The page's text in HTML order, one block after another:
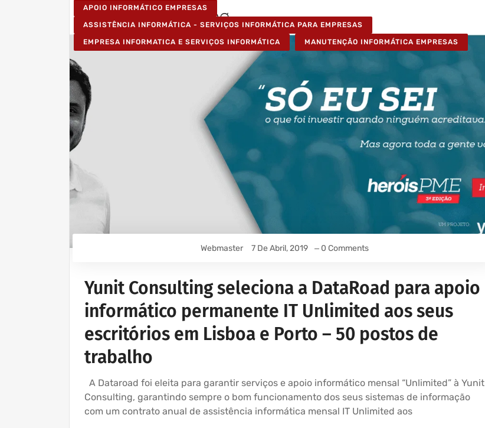
APOIO INFORMÁTICO EMPRESAS
ASSISTÊNCIA INFORMÁTICA - SERVIÇOS INFORMÁTICA PARA EMPRESAS
EMPRESA INFORMATICA E SERVIÇOS INFORMÁTICA MANUTENÇÃO INFORMÁTICA EMPRESAS
Webmaster 7 De Abril, 2019 0 Comments
Yunit Consulting seleciona a DataRoad para apoio
informático permanente IT Unlimited aos seus
escritórios em Lisboa e Porto – 50 postos de
trabalho
A Dataroad foi eleita para garantir serviços e apoio informático mensal “Unlimited” à Yunit
Consulting, garantindo sempre o bom funcionamento dos seus sistemas de informação
com um contrato anual de assistência informática mensal IT Unlimited aos